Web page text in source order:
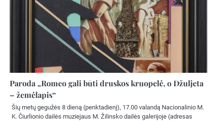
Paroda „Romeo gali būti druskos kruopelė, o Džuljeta
– žemėlapis“
Šių metų gegužės 8 dieną (penktadienį), 17.00 valandą Nacionalinio M.
K. Čiurlionio dailės muziejaus M. Žilinsko dailės galerijoje (adresas